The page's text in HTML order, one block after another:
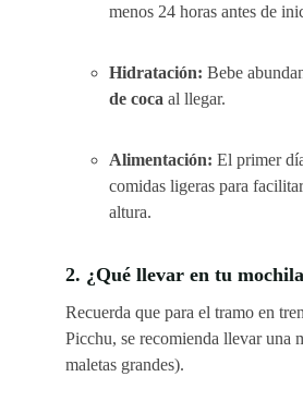
menos 24 horas antes de
Hidratación: Bebe
de coca al llegar.
Alimentación: El primer
comidas ligeras para
altura.
2. ¿Qué llevar en tu
Recuerda que para el tramo en
Picchu, se recomienda llevar una
maletas grandes).